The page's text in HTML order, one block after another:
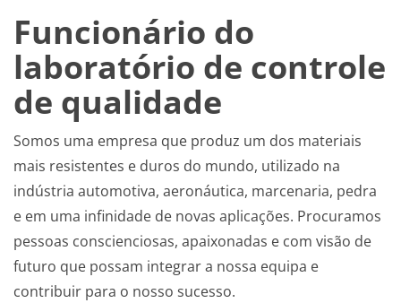
Funcionário do
laboratório de controle
de qualidade
Somos uma empresa que produz um dos materiais
mais resistentes e duros do mundo, utilizado na
indústria automotiva, aeronáutica, marcenaria, pedra
e em uma infinidade de novas aplicações. Procuramos
pessoas conscienciosas, apaixonadas e com visão de
futuro que possam integrar a nossa equipa e
contribuir para o nosso sucesso.